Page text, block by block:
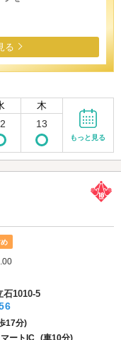
る
木
13
もっと見る
星のうち5
石1010-5
17分)
ートIC (車10分)